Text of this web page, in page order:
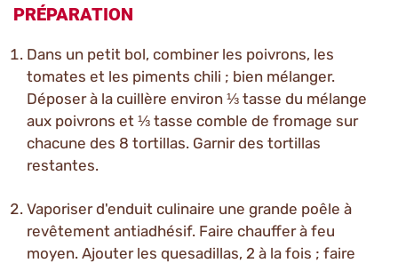
PRÉPARATION
Dans un petit bol, combiner les poivrons, les
tomates et les piments chili ; bien mélanger.
Déposer à la cuillère environ ⅓ tasse du mélange
aux poivrons et ⅓ tasse comble de fromage sur
chacune des 8 tortillas. Garnir des tortillas
restantes.
Vaporiser d'enduit culinaire une grande poêle à
revêtement antiadhésif. Faire chauffer à feu
moyen. Ajouter les quesadillas, 2 à la fois ; faire